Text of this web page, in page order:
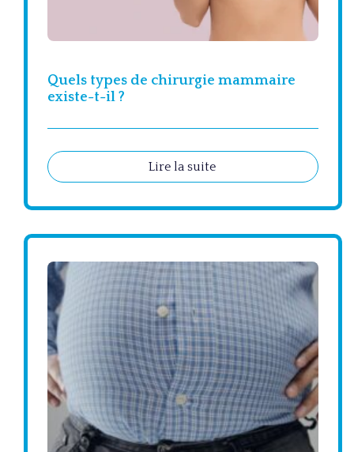
Quels types de chirurgie mammaire
existe-t-il ?
Lire la suite